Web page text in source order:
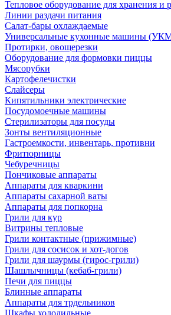
Тепловое оборудование для хранения и
Линии раздачи питания
Салат-бары охлаждаемые
Универсальные кухонные машины
Протирки, овощерезки
Оборудование для формовки пиццы
Мясорубки
Картофелечистки
Слайсеры
Кипятильники электрические
Посудомоечные машины
Стерилизаторы для посуды
Зонты вентиляционные
Гастроемкости, инвентарь, противни
Фритюрницы
Чебуречницы
Пончиковые аппараты
Аппараты для кваркини
Аппараты сахарной ваты
Аппараты для попкорна
Грили для кур
Витрины тепловые
Грили контактные (прижимные)
Грили для сосисок и хот-догов
Грили для шаурмы (гирос-грили)
Шашлычницы (кебаб-грили)
Печи для пиццы
Блинные аппараты
Аппараты для трдельников
Шкафы холодильные